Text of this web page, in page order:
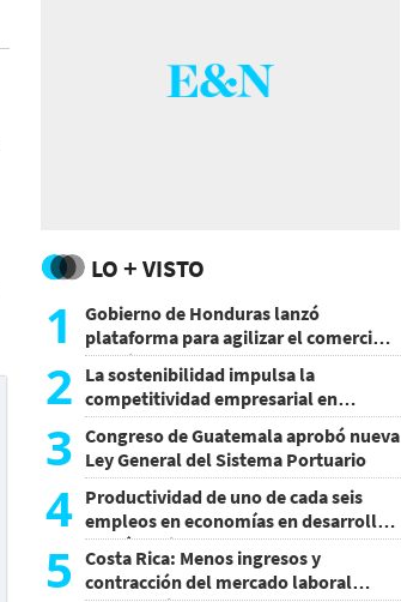
LO + VISTO
1
Gobierno de Honduras lanzó
plataforma para agilizar el comercio
exterior
2 La sostenibilidad impulsa la
competitividad empresarial en
Guatemala
3 Congreso de Guatemala aprobó nueva
Ley General del Sistema Portuario
4 Productividad de uno de cada seis
empleos en economías en desarrollo
podría mejorar por la IA
5
Costa Rica: Menos ingresos y
contracción del mercado laboral